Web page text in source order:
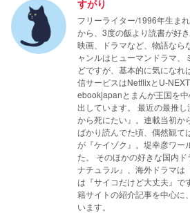
すがり
フリーライター/1996年生ま
から、3度の飯より読書が好
映画、ドラマなど、物語なら
ャンルはヒューマンドラマ、
どですが、基本的に気にな
信サービスはNetflixとU-
ebookjapanとまんが王国を
出しています。 最近の最推
から死にたい』。連載当初か
ばかり読んでた頃、偶然観て
が『ケイゾク』。堤幸彦ワー
た。 そのほかの好きな国内
ナチュラル』、海外ドラマは
は『サイコだけど大丈夫』で
籍サイトの紹介記事を中心に
います。